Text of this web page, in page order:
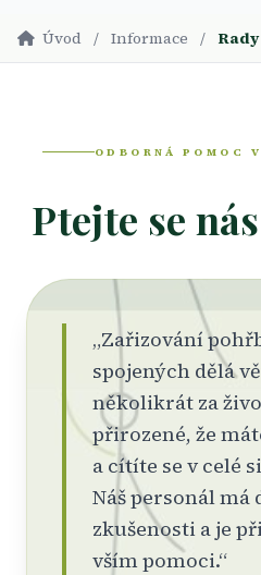
Úvod / Informace /
ODBORNÁ POMOC
Ptejte se
„Zařizování
spojených dělá
několikrát za
přirozené, že
a cítíte se v celé
Náš personál má
zkušenosti a je
vším pomoci.“